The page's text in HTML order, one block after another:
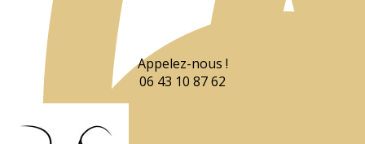
Appelez-nous !
06 43 10 87 62